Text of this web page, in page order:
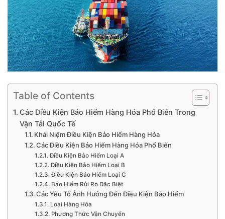
Table of Contents
Các Điều Kiện Bảo Hiểm Hàng Hóa Phổ Biến Trong
Vận Tải Quốc Tế
Khái Niệm Điều Kiện Bảo Hiểm Hàng Hóa
Các Điều Kiện Bảo Hiểm Hàng Hóa Phổ Biến
Điều Kiện Bảo Hiểm Loại A
Điều Kiện Bảo Hiểm Loại B
Điều Kiện Bảo Hiểm Loại C
Bảo Hiểm Rủi Ro Đặc Biệt
Các Yếu Tố Ảnh Hưởng Đến Điều Kiện Bảo Hiểm
Loại Hàng Hóa
Phương Thức Vận Chuyển